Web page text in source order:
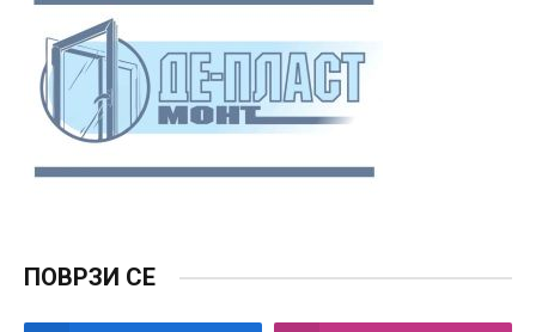
ПОВРЗИ СЕ